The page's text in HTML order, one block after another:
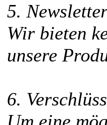
5.
Wir bieten
unsere
6.